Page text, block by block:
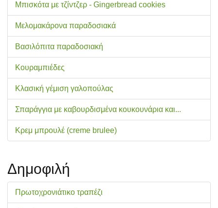
Μπισκότα με τζίντζερ - Gingerbread cookies
Μελομακάρονα παραδοσιακά
Βασιλόπιτα παραδοσιακή
Κουραμπιέδες
Κλασική γέμιση γαλοπούλας
Σπαράγγια με καβουρδισμένα κουκουνάρια και...
Κρεμ μπρουλέ (creme brulee)
Δημοφιλή
Πρωτοχρονιάτικο τραπέζι